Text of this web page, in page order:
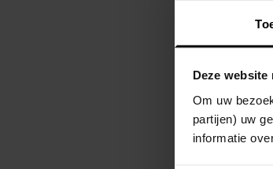
Deze
Om uw
partijen) uw
informatie